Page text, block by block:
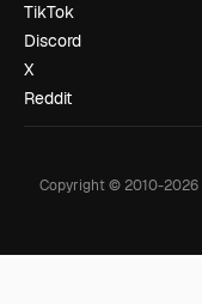
TikTok
Discord
X
Reddit
Copyright © 2010-2026